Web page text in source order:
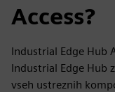
Access?
Industrial Edge Hub
Industrial Edge Hub
vseh ustreznih